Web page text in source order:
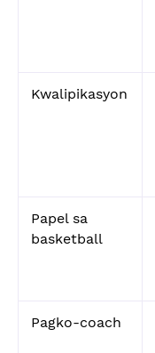
Kwalipikasyon
Papel sa
basketball
Pagko-coach